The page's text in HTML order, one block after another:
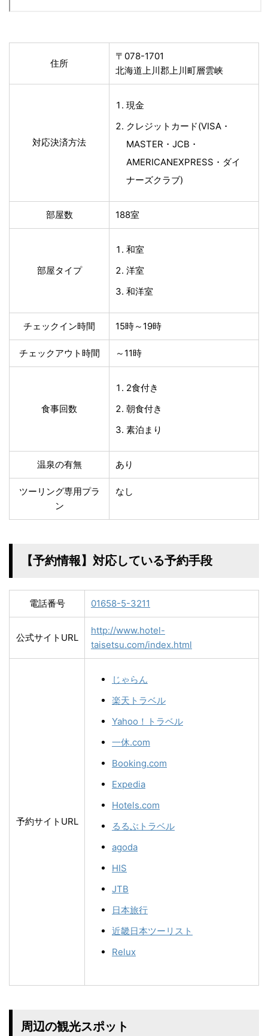
住所
〒078-1701
北海道上川郡上川町層雲峡
対応決済方法
現金
クレジットカード(VISA・
MASTER・JCB・
AMERICANEXPRESS・ダイ
ナーズクラブ)
部屋数 188室
部屋タイプ
和室
洋室
和洋室
チェックイン時間 15時～19時
チェックアウト時間 ～11時
食事回数
2食付き
朝食付き
素泊まり
温泉の有無 あり
ツーリング専用プラ
ン
なし
【予約情報】対応している予約手段
電話番号 01658-5-3211
公式サイトURL
http://www.hotel-
taisetsu.com/index.html
予約サイトURL
じゃらん
楽天トラベル
Yahoo！トラベル
一休.com
Booking.com
Expedia
Hotels.com
るるぶトラベル
agoda
HIS
JTB
日本旅行
近畿日本ツーリスト
Relux
周辺の観光スポット